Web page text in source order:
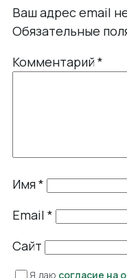
Ваш адрес email
Обязательные
Комментарий*
Имя*
Email *
Сайт
Я даю согласие на